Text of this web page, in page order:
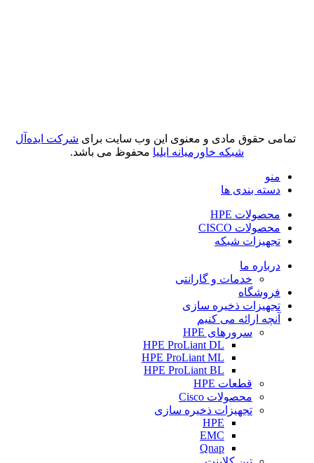
تمامی حقوق مادی و معنوی این وب سایت برای شرکت ایده‌آل
شبکه خاورمیانه ایلیا محفوظ می باشد.
منو
دسته بندی ها
محصولات HPE
محصولات CISCO
تجهیزات شبکه
درباره ما
خدمات و گارانتی
فروشگاه
تجهیزات ذخیره سازی
آنچه ارائه می کنیم
سرورهای HPE
HPE ProLiant DL
HPE ProLiant ML
HPE ProLiant BL
قطعات HPE
محصولات Cisco
تجهیزات ذخیره سازی
HPE
EMC
Qnap